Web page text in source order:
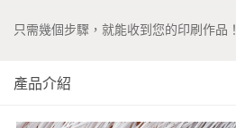
只需幾個步驟，就能收到您的印刷作品！
產品介紹